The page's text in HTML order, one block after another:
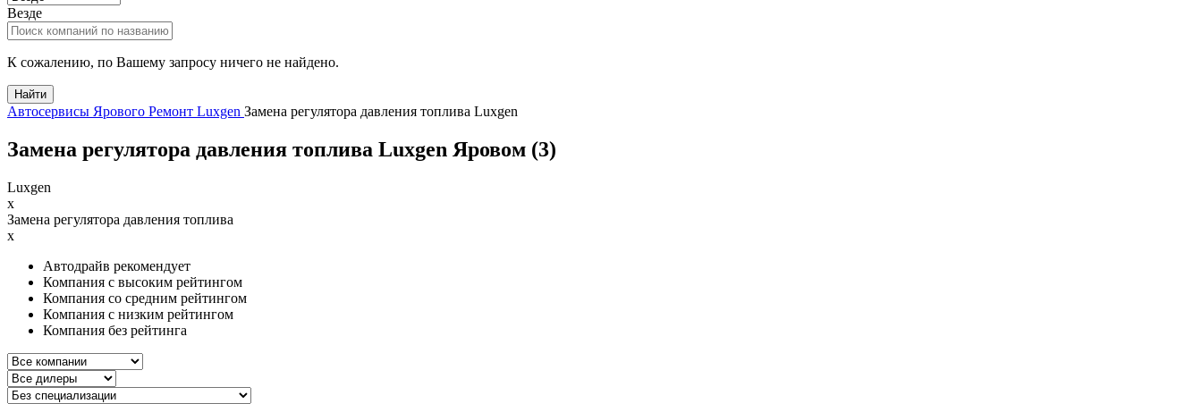
Везде
К сожалению, по Вашему запросу ничего не найдено.
Найти
Автосервисы Ярового Ремонт Luxgen Замена регулятора давления топлива Luxgen
Замена регулятора давления топлива Luxgen Яровом (3)
Luxgen
x
Замена регулятора давления топлива
x
Автодрайв рекомендует
Компания с высоким рейтингом
Компания со средним рейтингом
Компания с низким рейтингом
Компания без рейтинга